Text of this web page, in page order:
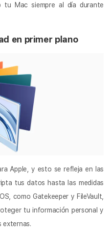
tu Mac siempre al día durante
en primer plano
Apple, y esto se refleja en las
tus datos hasta las medidas
como Gatekeeper y FileVault,
tu información personal y
externas.